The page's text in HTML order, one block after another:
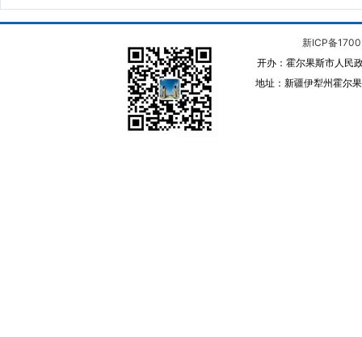
新ICP备
开办：霍尔果斯市人民
地址：新疆伊犁州霍